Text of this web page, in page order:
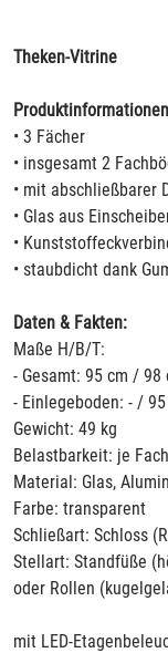
Theken-Vitrine
• 3 Fächer
• insgesamt 2
• mit abschließbarer
• Glas aus
•
• staubdicht dank
Daten & Fakten:
Maße H/B/T:
- Gesamt: 95 cm / 98
- Einlegeboden: - /
Gewicht: 49 kg
Belastbarkeit: je
Material: Glas,
Farbe: transparent
Schließart: Schloss
Stellart: Standfüße
oder Rollen
mit LED-